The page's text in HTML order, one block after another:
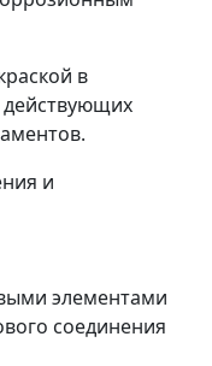
в
действующих
и
элементами
соединения